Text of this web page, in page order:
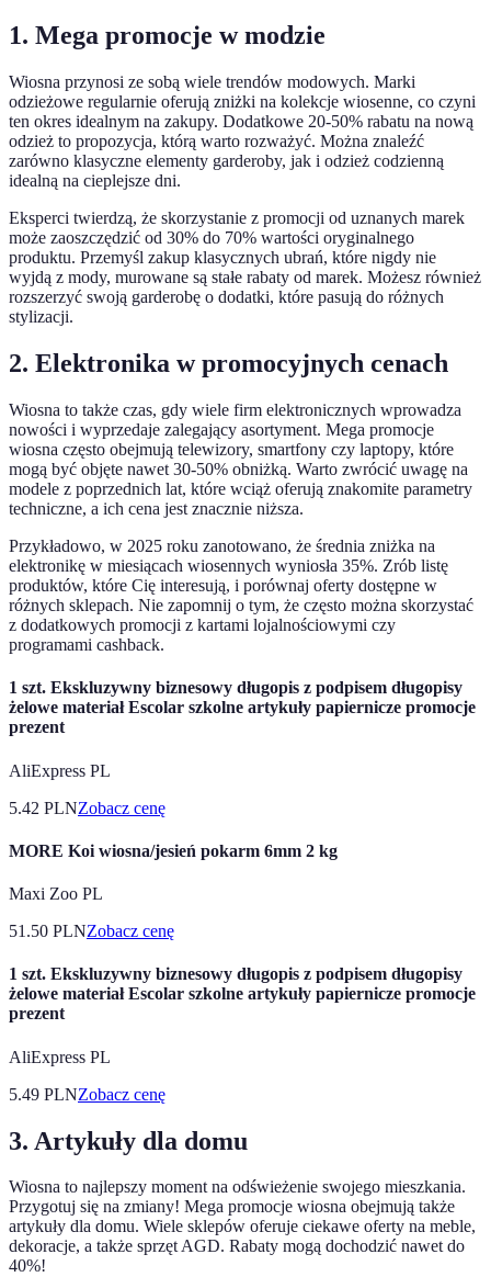
1. Mega promocje w modzie
Wiosna przynosi ze sobą wiele trendów modowych. Marki
odzieżowe regularnie oferują zniżki na kolekcje wiosenne, co czyni
ten okres idealnym na zakupy. Dodatkowe 20-50% rabatu na nową
odzież to propozycja, którą warto rozważyć. Można znaleźć
zarówno klasyczne elementy garderoby, jak i odzież codzienną
idealną na cieplejsze dni.
Eksperci twierdzą, że skorzystanie z promocji od uznanych marek
może zaoszczędzić od 30% do 70% wartości oryginalnego
produktu. Przemyśl zakup klasycznych ubrań, które nigdy nie
wyjdą z mody, murowane są stałe rabaty od marek. Możesz również
rozszerzyć swoją garderobę o dodatki, które pasują do różnych
stylizacji.
2. Elektronika w promocyjnych cenach
Wiosna to także czas, gdy wiele firm elektronicznych wprowadza
nowości i wyprzedaje zalegający asortyment. Mega promocje
wiosna często obejmują telewizory, smartfony czy laptopy, które
mogą być objęte nawet 30-50% obniżką. Warto zwrócić uwagę na
modele z poprzednich lat, które wciąż oferują znakomite parametry
techniczne, a ich cena jest znacznie niższa.
Przykładowo, w 2025 roku zanotowano, że średnia zniżka na
elektronikę w miesiącach wiosennych wyniosła 35%. Zrób listę
produktów, które Cię interesują, i porównaj oferty dostępne w
różnych sklepach. Nie zapomnij o tym, że często można skorzystać
z dodatkowych promocji z kartami lojalnościowymi czy
programami cashback.
1 szt. Ekskluzywny biznesowy długopis z podpisem długopisy
żelowe materiał Escolar szkolne artykuły papiernicze promocje
prezent
AliExpress PL
5.42 PLNZobacz cenę
MORE Koi wiosna/jesień pokarm 6mm 2 kg
Maxi Zoo PL
51.50 PLNZobacz cenę
1 szt. Ekskluzywny biznesowy długopis z podpisem długopisy
żelowe materiał Escolar szkolne artykuły papiernicze promocje
prezent
AliExpress PL
5.49 PLNZobacz cenę
3. Artykuły dla domu
Wiosna to najlepszy moment na odświeżenie swojego mieszkania.
Przygotuj się na zmiany! Mega promocje wiosna obejmują także
artykuły dla domu. Wiele sklepów oferuje ciekawe oferty na meble,
dekoracje, a także sprzęt AGD. Rabaty mogą dochodzić nawet do
40%!